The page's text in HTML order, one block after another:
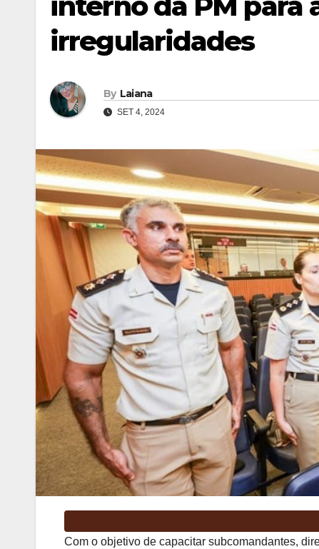
irregularidades
By Laiana
SET 4, 2024
Com o objetivo de capacitar subcomandantes,